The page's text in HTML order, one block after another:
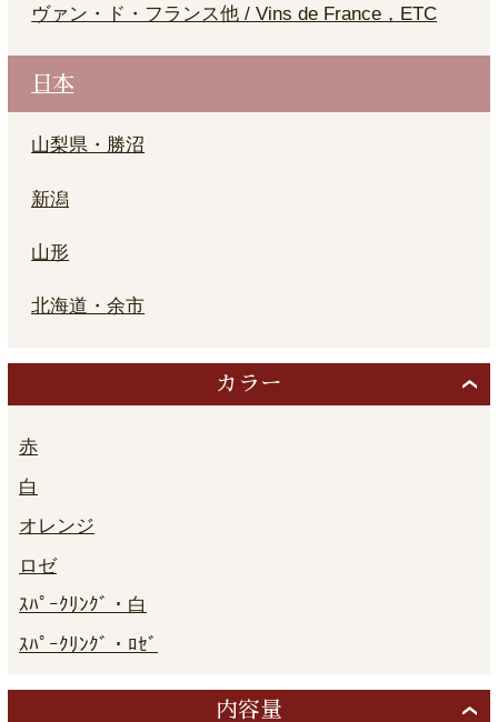
ヴァン・ド・フランス他 / Vins de France，ETC
日本
山梨県・勝沼
新潟
山形
北海道・余市
カラー
赤
白
オレンジ
ロゼ
ｽﾊﾟｰｸﾘﾝｸﾞ・白
ｽﾊﾟｰｸﾘﾝｸﾞ・ﾛｾﾞ
内容量